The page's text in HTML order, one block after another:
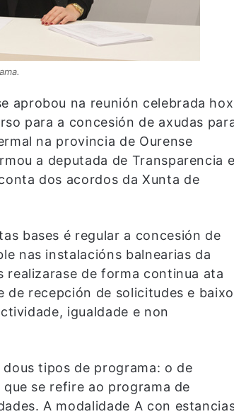
aprobou na reunión celebrada
para a concesión de axudas
na provincia de Ourense
a deputada de Transparencia e
dos acordos da Xunta de
bases é regular a concesión de
nas instalacións balnearias da
realizarase de forma continua ata
recepción de solicitudes e
igualdade e non
tipos de programa: o de
se refire ao programa de
A modalidade A con